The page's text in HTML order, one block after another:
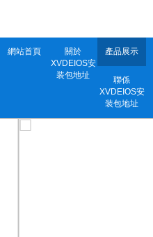
網站首頁
關於
XVDEIOS安
装包地址
產品展示
聯係
XVDEIOS安
装包地址